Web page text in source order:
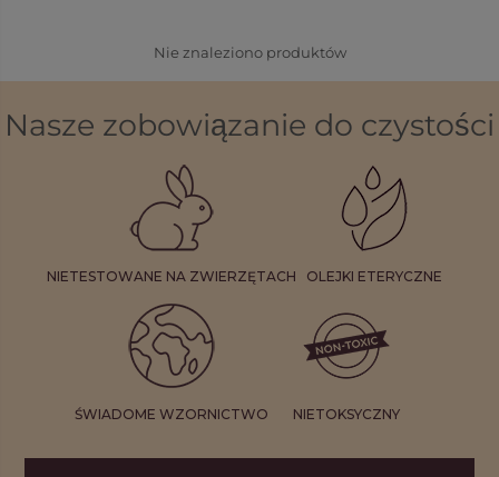
Nie znaleziono produktów
Nasze zobowiązanie do czystości
NIETESTOWANE NA ZWIERZĘTACH OLEJKI ETERYCZNE
ŚWIADOME WZORNICTWO NIETOKSYCZNY